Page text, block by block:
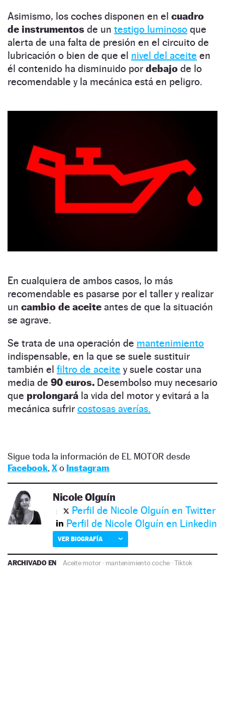
Asimismo, los coches disponen en el cuadro
de instrumentos de un testigo luminoso que
alerta de una falta de presión en el circuito de
lubricación o bien de que el nivel del aceite en
él contenido ha disminuido por debajo de lo
recomendable y la mecánica está en peligro.
En cualquiera de ambos casos, lo más
recomendable es pasarse por el taller y realizar
un cambio de aceite antes de que la situación
se agrave.
Se trata de una operación de mantenimiento
indispensable, en la que se suele sustituir
también el filtro de aceite y suele costar una
media de 90 euros. Desembolso muy necesario
que prolongará la vida del motor y evitará a la
mecánica sufrir costosas averías.
Sigue toda la información de EL MOTOR desde
Facebook, Xo Instagram
Nicole Olguín
Perfil de Nicole Olguín en Twitter
Perfil de Nicole Olguín en Linkedin
VER BIOGRAFÍA
ARCHIVADO EN Aceite motor · mantenimiento coche ·Tiktok